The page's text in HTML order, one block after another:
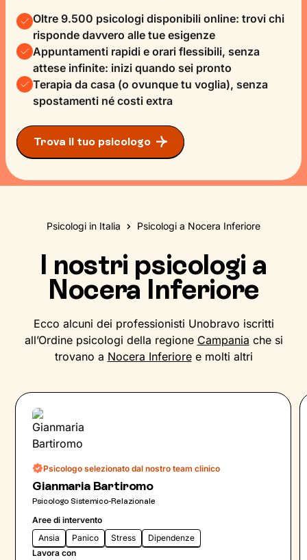
Oltre 9.500 psicologi disponibili online: trovi chi
risponde davvero alle tue esigenze
Appuntamenti rapidi e orari flessibili, senza
attese infinite: inizi quando sei pronto
Terapia da casa (o ovunque tu voglia), senza
spostamenti né costi extra
Trova il tuo psicologo
Psicologi in Italia Psicologi a Nocera Inferiore
I nostri psicologi a
Nocera Inferiore
Ecco alcuni dei professionisti Unobravo iscritti
all’Ordine psicologi della regione Campania che si
trovano a Nocera Inferioree molti altri
Psicologo selezionato dal nostro team clinico
Gianmaria Bartiromo
Psicologo Sistemico-Relazionale
Aree di intervento
Ansia
Panico Stress
Dipendenze
Lavora con